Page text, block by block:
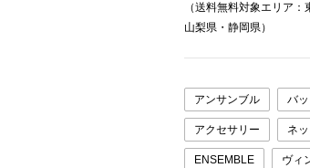
（送料無料対象エリア
山梨県・静岡県）
アンサンブル バ
アクセサリー ネ
ENSEMBLE ヴィ